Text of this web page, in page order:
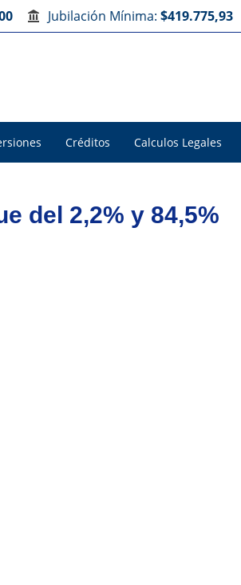
Jubilación Mínima: $419.775,93
Créditos Calculos Legales
del 2,2% y 84,5%